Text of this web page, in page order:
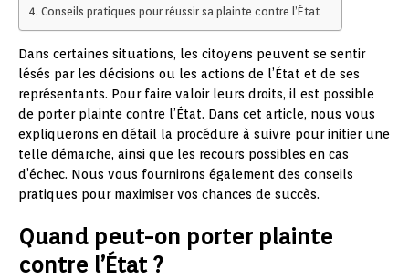
Conseils pratiques pour réussir sa plainte contre l’État
Dans certaines situations, les citoyens peuvent se sentir
lésés par les décisions ou les actions de l’État et de ses
représentants. Pour faire valoir leurs droits, il est possible
de porter plainte contre l’État. Dans cet article, nous vous
expliquerons en détail la procédure à suivre pour initier une
telle démarche, ainsi que les recours possibles en cas
d’échec. Nous vous fournirons également des conseils
pratiques pour maximiser vos chances de succès.
Quand peut-on porter plainte
contre l’État ?